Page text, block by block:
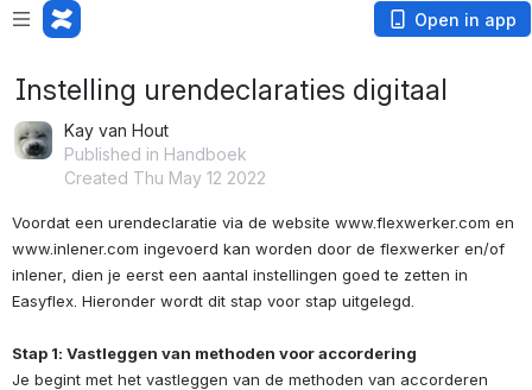
Open in app
Instelling urendeclaraties digitaal
Kay van Hout
Published in Handboek
Created Thu May 12 2022
Voordat een urendeclaratie via de website www.flexwerker.com en
www.inlener.com ingevoerd kan worden door de flexwerker en/of
inlener, dien je eerst een aantal instellingen goed te zetten in
Easyflex. Hieronder wordt dit stap voor stap uitgelegd.
Stap 1: Vastleggen van methoden voor accordering
Je begint met het vastleggen van de methoden van accorderen